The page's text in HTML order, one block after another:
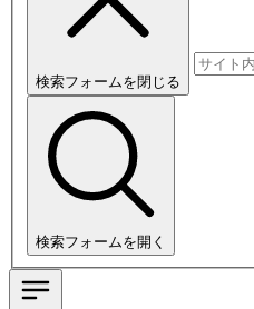
検索フォームを閉じる
検索フォームを開く